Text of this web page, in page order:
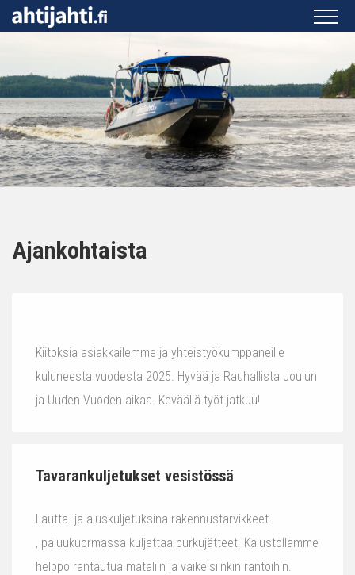
Ajankohtaista
Kiitoksia asiakkailemme ja yhteistyökumppaneille
kuluneesta vuodesta 2025. Hyvää ja Rauhallista Joulun
ja Uuden Vuoden aikaa. Keväällä työt jatkuu!
Tavarankuljetukset vesistössä
Lautta- ja aluskuljetuksina rakennustarvikkeet
, paluukuormassa kuljettaa purkujätteet. Kalustollamme
helppo rantautua mataliin ja vaikeisiinkin rantoihin.